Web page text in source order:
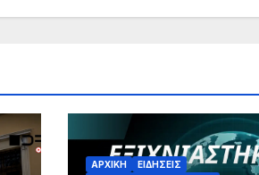
ΑΡΧΙΚΗ
ΕΙΔΗΣΕΙΣ